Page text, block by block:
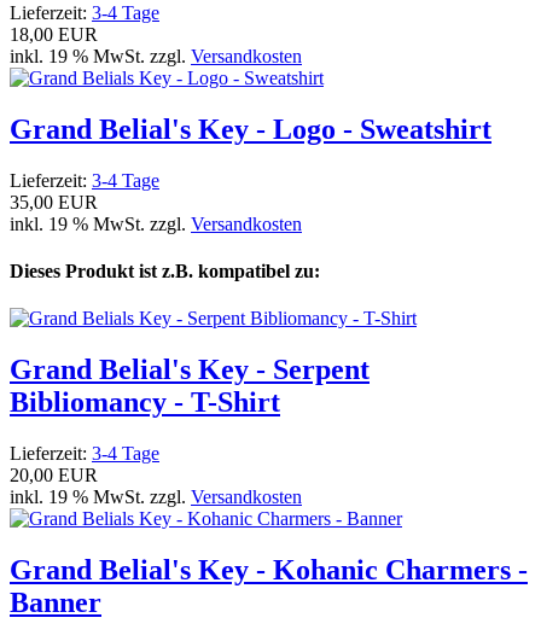
Lieferzeit: 3-4 Tage
18,00 EUR
inkl. 19 % MwSt. zzgl. Versandkosten
Grand Belial's Key - Logo - Sweatshirt
Lieferzeit: 3-4 Tage
35,00 EUR
inkl. 19 % MwSt. zzgl. Versandkosten
Dieses Produkt ist z.B. kompatibel zu:
Grand Belial's Key - Serpent
Bibliomancy - T-Shirt
Lieferzeit: 3-4 Tage
20,00 EUR
inkl. 19 % MwSt. zzgl. Versandkosten
Grand Belial's Key - Kohanic Charmers -
Banner